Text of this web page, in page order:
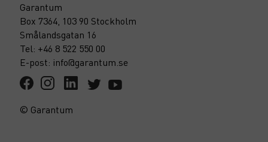
Garantum
Box 7364, 103 90 Stockholm
Smålandsgatan 16
Tel: +46 8 522 550 00
E-post: info@garantum.se
© Garantum